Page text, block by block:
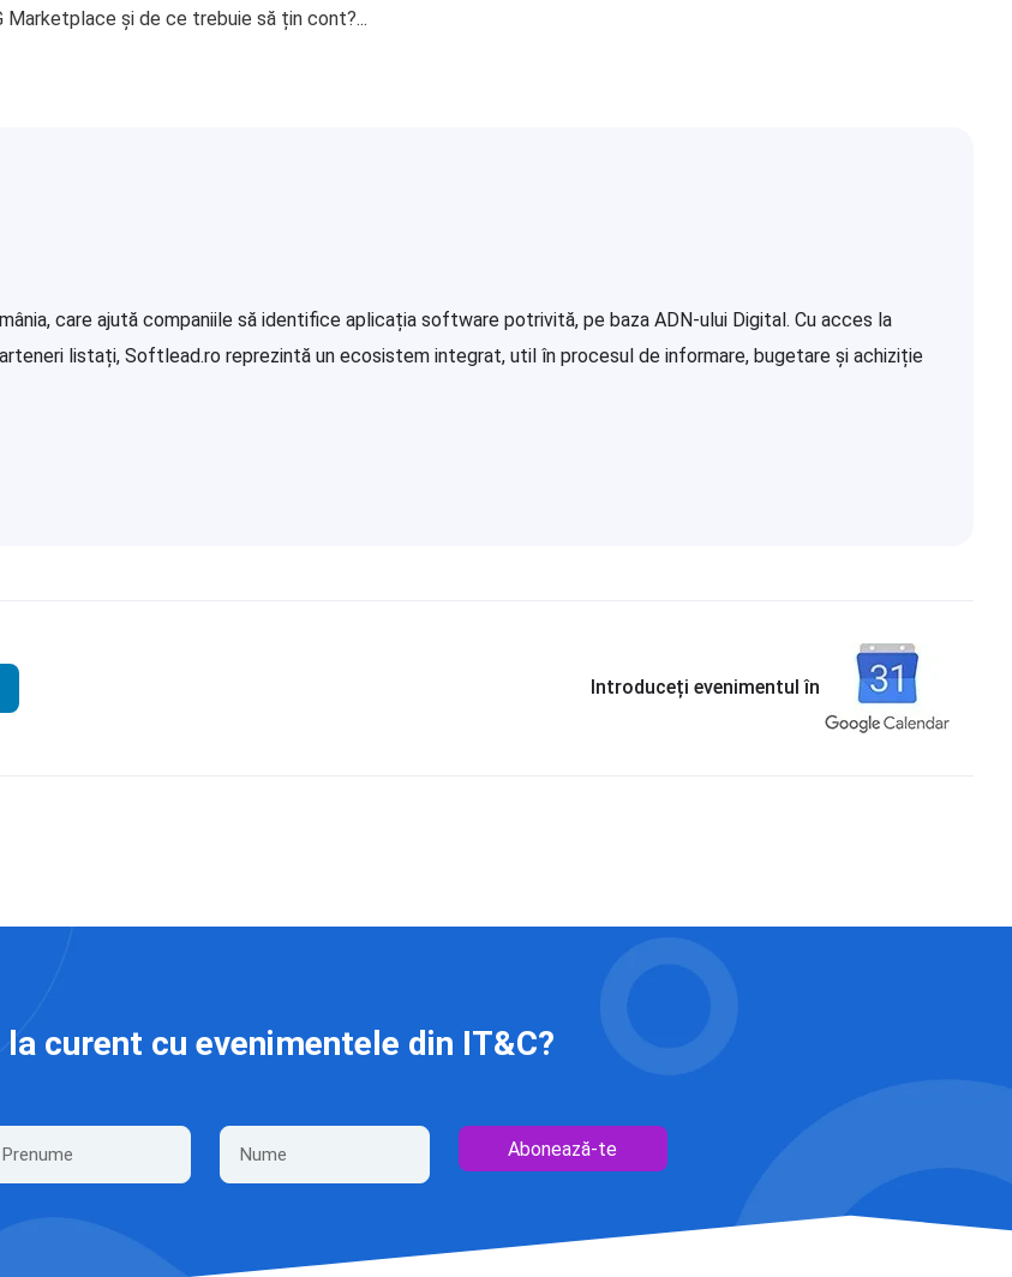
și de ce trebuie să țin cont?...
care ajută companiile să identifice aplicația software potrivită, pe baza ADN-ului Digital. Cu acces la
listați, Softlead.ro reprezintă un ecosistem integrat, util în procesul de informare, bugetare și achiziție
Introduceți evenimentul în
curent cu evenimentele din IT&C?
Abonează-te